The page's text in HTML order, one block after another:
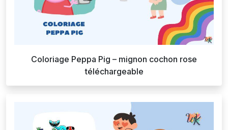
Coloriage Peppa Pig – mignon cochon rose
téléchargeable